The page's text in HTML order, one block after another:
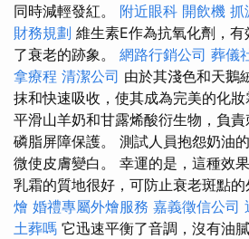
同時減輕發紅。 附近眼科 開飲機 抓
財務規劃 維生素E作為抗氧化劑，
了衰老的跡象。 網路行銷公司 葬儀
拿療程 清潔公司 由於其淺色和天鵝
抹和快速吸收，使其成為完美的化
平滑山羊奶和甘露烯酸衍生物，負
磷脂屏障保護。 測試人員抱怨奶油
微使皮膚變白。 幸運的是，這種效
乳霜的質地很好，可防止衰老斑點的
燴 婚禮專屬外燴服務 嘉義徵信公司
土葬嗎 它迅速平衡了音調，沒有油